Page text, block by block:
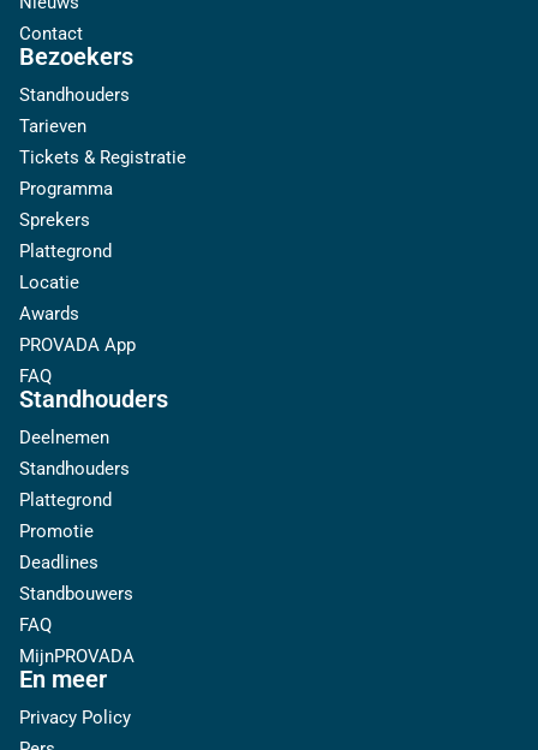
Contact
Bezoekers
Standhouders
Tarieven
Tickets & Registratie
Programma
Sprekers
Plattegrond
Locatie
Awards
PROVADA App
FAQ
Standhouders
Deelnemen
Standhouders
Plattegrond
Promotie
Deadlines
Standbouwers
FAQ
MijnPROVADA
En meer
Privacy Policy